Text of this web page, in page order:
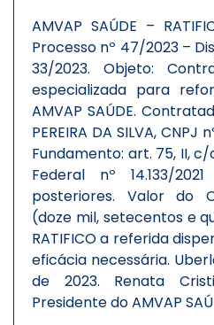
AMVAP SAÚDE –
Processo nº 47/2023 –
33/2023. Objeto:
especializada para
AMVAP SAÚDE.
PEREIRA DA SILVA,
Fundamento: art. 75, II,
Federal nº 14.133/
posteriores. Valor do
(doze mil, setecentos e
RATIFICO a referida
eficácia necessária.
de 2023. Renata
Presidente do AMVAP